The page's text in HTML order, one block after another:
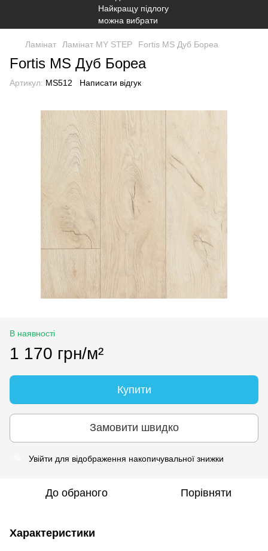
Ламінат Ламінат MY STEP Fortis MS Дуб Бореа
Fortis MS Дуб Бореа
Артикул: MS512 Написати відгук
В наявності
1 170 грн/м²
Купити
Замовити швидко
Увійти для відображення накопичувальної знижки
До обраного Порівняти
Характеристики